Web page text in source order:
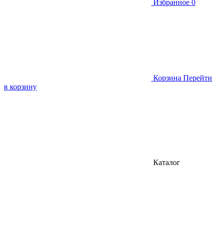
Избранное 0
Корзина Перейти
в корзину
Каталог